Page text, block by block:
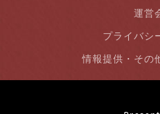
運営
プライバシ
情報提供・その